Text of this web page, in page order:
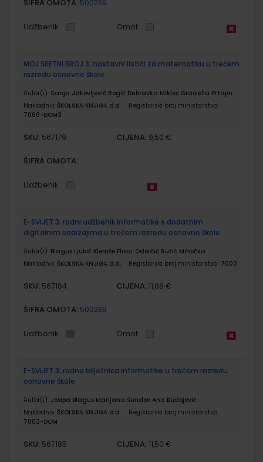
ŠIFRA OMOTA: 500239
Udžbenik Omot
MOJ SRETNI BROJ 3; nastavni listići za matematiku u trećem
razredu osnovne škole
Autor(i): Sanja Jakovljević Rogić Dubravka Miklec Graciella Prtajin
Nakladnik: ŠKOLSKA KNJIGA d.d.
Registarski broj ministarstva:
7060-DOM3
SKU: 567179 CIJENA: 9,50 €
ŠIFRA OMOTA:
Udžbenik
E-SVIJET 3; radni udžbenik informatike s dodatnim
digitalnim sadržajima u trećem razredu osnovne škole
Autor(i): Blagus Ljubić Klemše Flisar Odorčić Ružić Mihočka
Nakladnik: ŠKOLSKA KNJIGA d.d. Registarski broj ministarstva: 7003
SKU: 567184 CIJENA: 11,88 €
ŠIFRA OMOTA: 500239
Udžbenik Omot
E-SVIJET 3; radna bilježnica informatike u trećem razredu
osnovne škole
Autor(i): Josipa Blagus Marijana Šundov Ana Budojević
Nakladnik: ŠKOLSKA KNJIGA d.d.
Registarski broj ministarstva:
7003-DOM
SKU: 567185 CIJENA: 11,50 €